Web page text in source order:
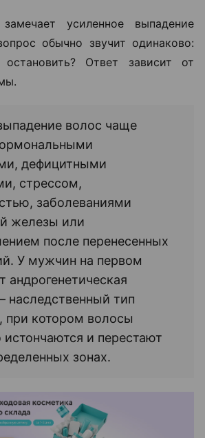
усиленное выпадение
обычно звучит одинаково:
Ответ зависит от
волос чаще
дефицитными
стрессом,
заболеваниями
железы или
после перенесенных
У мужчин на первом
андрогенетическая
наследственный тип
при котором волосы
истончаются и перестают
зонах.